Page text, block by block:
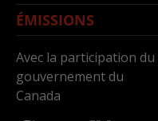
ÉMISSIONS
Avec la participation du
gouvernement du
Canada